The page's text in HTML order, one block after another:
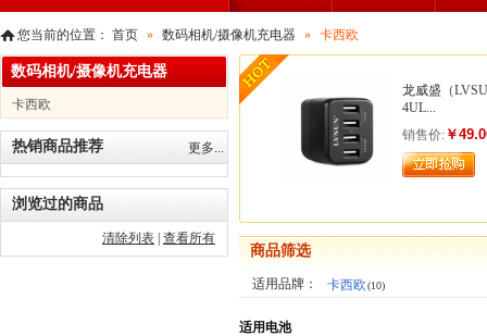
您当前的位置： 首页 » 数码相机/摄像机充电器 » 卡西欧
龙威盛（
4UL...
销售价: ￥
商品筛选
适用品牌： 卡西欧(10)
适用电池
数码相机/摄像机充电器
卡西欧
热销商品推荐 更多...
浏览过的商品
清除列表 查看所有